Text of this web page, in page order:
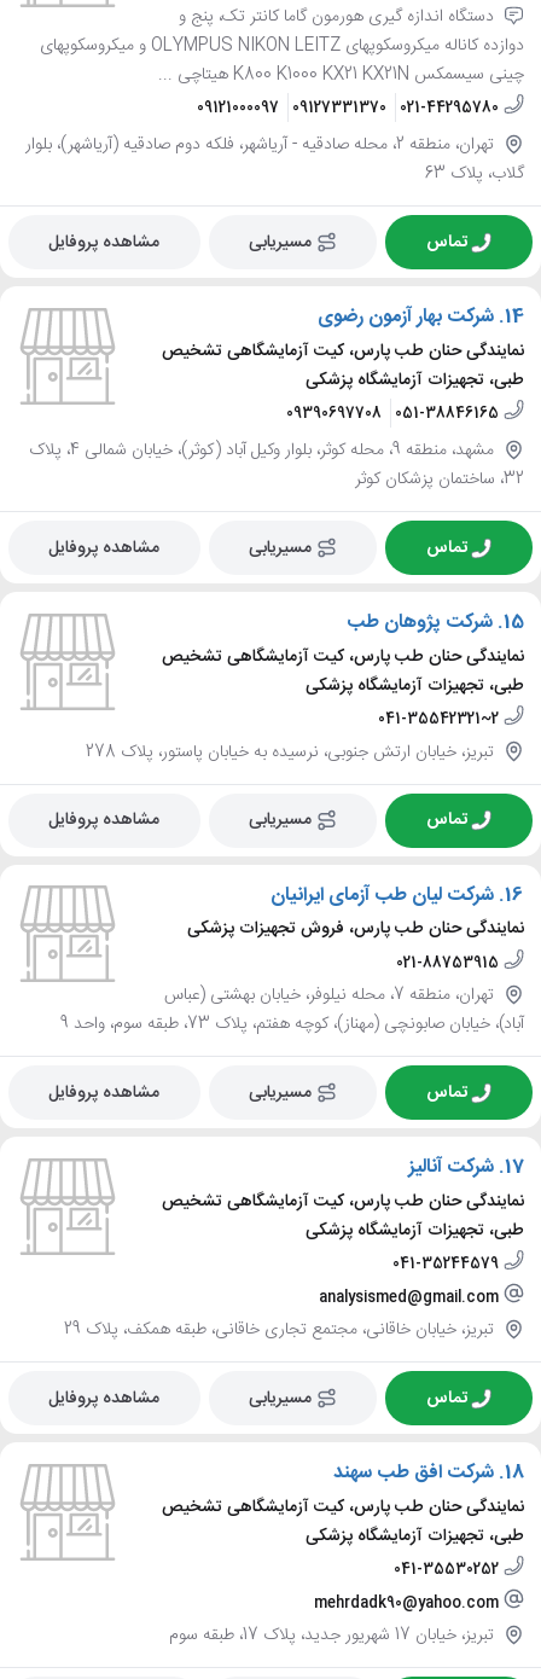
دستگاه اندازه گیری هورمون گاما کانتر تک، پنج و
دوازده کاناله میکروسکوپهای OLYMPUS NIKON LEITZ و میکروسکوپهای
چینی سیسمکس K800 K1000 KX21 KX21N هیتاچی ...
021-44295780
09127331370
09121000097
تهران، منطقه 2، محله صادقيه - آرياشهر، فلکه دوم صادقیه (آریاشهر)، بلوار
گلاب، پلاک 63
تماس مسیریابی مشاهده پروفایل
14. شرکت بهار آزمون رضوی
نمایندگی حنان طب پارس، کیت آزمایشگاهی تشخیص
طبی، تجهیزات آزمایشگاه پزشکی
051-38846165
09390697708
مشهد، منطقه 9، محله کوثر، بلوار وکیل آباد (کوثر)، خیابان شمالی 4، پلاک
32، ساختمان پزشکان کوثر
تماس مسیریابی مشاهده پروفایل
15. شرکت پژوهان طب
نمایندگی حنان طب پارس، کیت آزمایشگاهی تشخیص
طبی، تجهیزات آزمایشگاه پزشکی
041-35542321~2
تبریز، خیابان ارتش جنوبی، نرسیده به خیابان پاستور، پلاک 278
تماس مسیریابی مشاهده پروفایل
16. شرکت لیان طب آزمای ایرانیان
نمایندگی حنان طب پارس، فروش تجهیزات پزشکی
021-88753915
تهران، منطقه 7، محله نیلوفر، خیابان بهشتی (عباس
آباد)، خیابان صابونچی (مهناز)، کوچه هفتم، پلاک 73، طبقه سوم، واحد 9
تماس مسیریابی مشاهده پروفایل
17. شرکت آنالیز
نمایندگی حنان طب پارس، کیت آزمایشگاهی تشخیص
طبی، تجهیزات آزمایشگاه پزشکی
041-35244579
analysismed@gmail.com
تبریز، خیابان خاقانی، مجتمع تجاری خاقانی، طبقه همکف، پلاک 29
تماس مسیریابی مشاهده پروفایل
18. شرکت افق طب سهند
نمایندگی حنان طب پارس، کیت آزمایشگاهی تشخیص
طبی، تجهیزات آزمایشگاه پزشکی
041-35530252
mehrdadk90@yahoo.com
تبریز، خیابان 17 شهریور جدید، پلاک 17، طبقه سوم